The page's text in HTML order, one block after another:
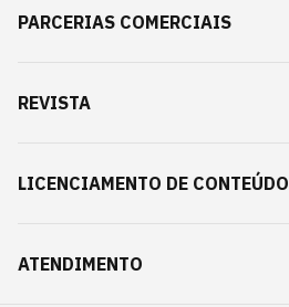
PARCERIAS COMERCIAIS
REVISTA
LICENCIAMENTO DE CONTEÚDO
ATENDIMENTO